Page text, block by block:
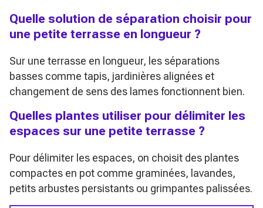
Quelle solution de séparation choisir pour
une petite terrasse en longueur ?
Sur une terrasse en longueur, les séparations
basses comme tapis, jardinières alignées et
changement de sens des lames fonctionnent bien.
Quelles plantes utiliser pour délimiter les
espaces sur une petite terrasse ?
Pour délimiter les espaces, on choisit des plantes
compactes en pot comme graminées, lavandes,
petits arbustes persistants ou grimpantes palissées.